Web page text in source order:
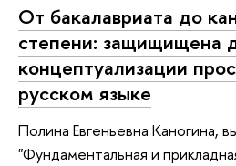
От бакалавриата до
степени: защищищена
концептуализации
русском языке
Полина Евгеньевна Каногина,
"Фундаментальная и